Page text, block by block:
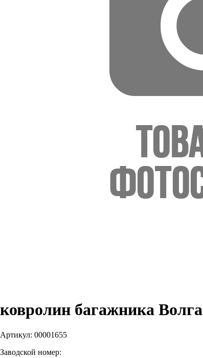
ковролин багажника Волга
Артикул: 00001655
Заводской номер: